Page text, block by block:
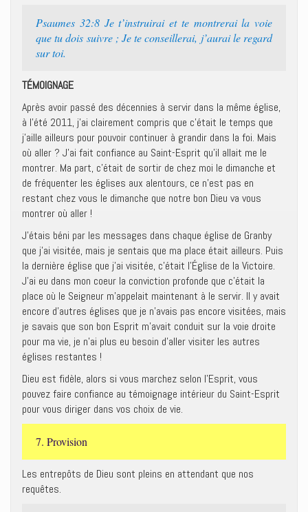
Psaumes 32:8 Je t’instruirai et te montrerai la voie
que tu dois suivre ; Je te conseillerai, j’aurai le regard
sur toi.
TÉMOIGNAGE
Après avoir passé des décennies à servir dans la même église,
à l’été 2011, j’ai clairement compris que c’était le temps que
j’aille ailleurs pour pouvoir continuer à grandir dans la foi. Mais
où aller ? J’ai fait confiance au Saint-Esprit qu’il allait me le
montrer. Ma part, c’était de sortir de chez moi le dimanche et
de fréquenter les églises aux alentours, ce n’est pas en
restant chez vous le dimanche que notre bon Dieu va vous
montrer où aller !
J’étais béni par les messages dans chaque église de Granby
que j’ai visitée, mais je sentais que ma place était ailleurs. Puis
la dernière église que j’ai visitée, c’était l’Église de la Victoire.
J’ai eu dans mon coeur la conviction profonde que c’était la
place où le Seigneur m’appelait maintenant à le servir. Il y avait
encore d’autres églises que je n’avais pas encore visitées, mais
je savais que son bon Esprit m’avait conduit sur la voie droite
pour ma vie, je n’ai plus eu besoin d’aller visiter les autres
églises restantes !
Dieu est fidèle, alors si vous marchez selon l’Esprit, vous
pouvez faire confiance au témoignage intérieur du Saint-Esprit
pour vous diriger dans vos choix de vie.
7. Provision
Les entrepôts de Dieu sont pleins en attendant que nos
requêtes.